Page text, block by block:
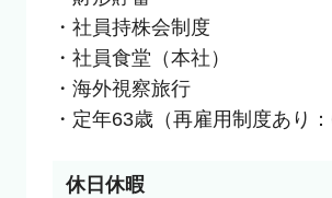
・社員持株会制度
・社員食堂（本社）
・海外視察旅行
・定年63歳（再雇用制度あり：
休日休暇